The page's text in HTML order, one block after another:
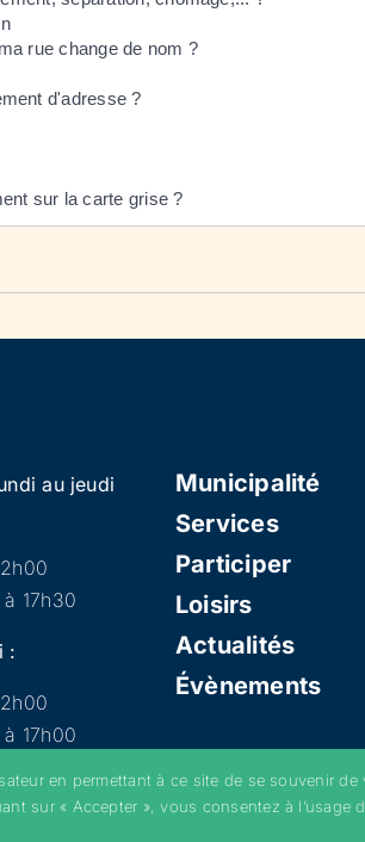
rue change de nom ?
d'adresse ?
sur la carte grise ?
au jeudi
17h30
:
17h00
Municipalité
Services
Participer
Loisirs
Actualités
Évènements
–Mentions légales– Politique de confidentialité
en permettant à ce site de se souvenir de
sur « Accepter », vous consentez à l’usage